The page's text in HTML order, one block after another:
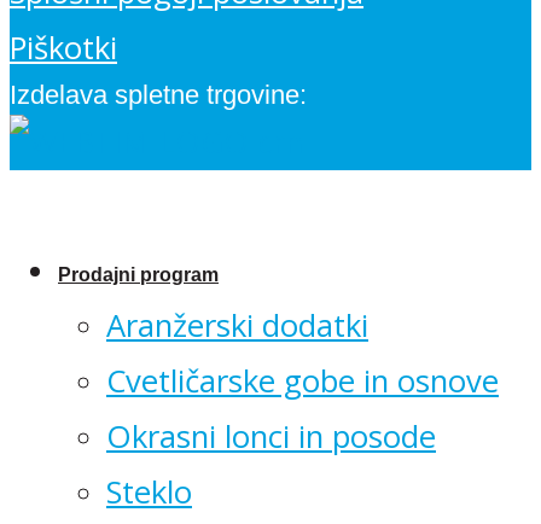
Piškotki
Izdelava spletne trgovine:
Prodajni program
Aranžerski dodatki
Cvetličarske gobe in osnove
Okrasni lonci in posode
Steklo